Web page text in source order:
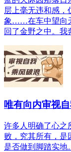
层上毫无违和感，
象……在车中望向
回了金野之中。我
唯有向内审视
许多人明确了心之
败，究其所有，是
是否做到脚踏实地